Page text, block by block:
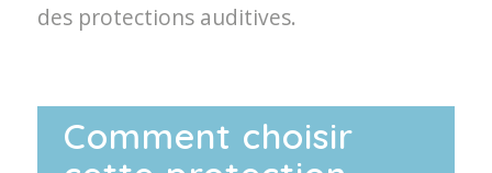
des protections auditives.
Comment choisir